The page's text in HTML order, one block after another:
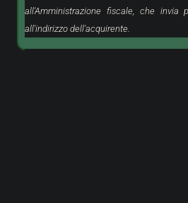
all'Amministrazione fiscale, che invia
all'indirizzo dell'acquirente.